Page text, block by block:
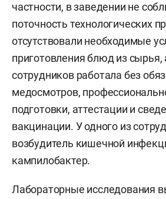
частности, в заведении не
поточность технологических
отсутствовали необходимые
приготовления блюд из сырья,
сотрудников работала без
медосмотров,
подготовки, аттестации и
вакцинации. У одного из
возбудитель кишечной
кампилобактер.
Лабораторные исследования